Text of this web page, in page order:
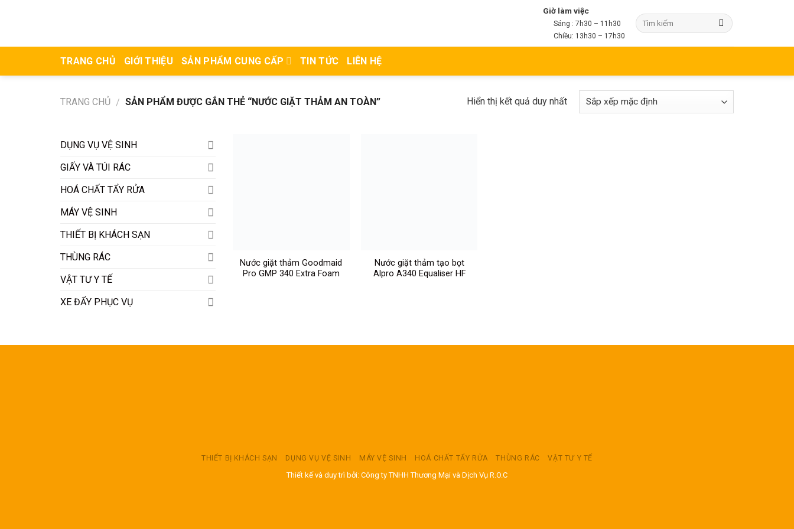
Giờ làm việc
Sáng : 7h30 – 11h30
Chiều: 13h30 – 17h30
TRANG CHỦ GIỚI THIỆU SẢN PHẨM CUNG CẤP TIN TỨC LIÊN HỆ
TRANG CHỦ / SẢN PHẨM ĐƯỢC GẮN THẺ “NƯỚC GIẶT THẢM AN TOÀN” Hiển thị kết quả duy nhất
DỤNG VỤ VỆ SINH
GIẤY VÀ TÚI RÁC
HOÁ CHẤT TẨY RỬA
MÁY VỆ SINH
THIẾT BỊ KHÁCH SẠN
THÙNG RÁC
VẬT TƯ Y TẾ
XE ĐẨY PHỤC VỤ
Nước giặt thảm Goodmaid
Pro GMP 340 Extra Foam
Nước giặt thảm tạo bọt
Alpro A340 Equaliser HF
THIẾT BỊ KHÁCH SẠN DỤNG VỤ VỆ SINH MÁY VỆ SINH HOÁ CHẤT TẨY RỬA THÙNG RÁC VẬT TƯ Y TẾ
Thiết kế và duy trì bởi: Công ty TNHH Thương Mại và Dịch Vụ R.O.C